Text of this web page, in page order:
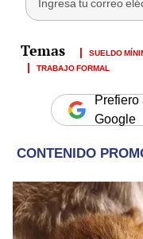
SUELDO
TRABAJO FORMAL
Google